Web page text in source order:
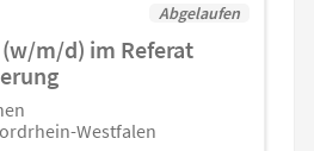
Abgelaufen
m/d) im Referat
Westfalen